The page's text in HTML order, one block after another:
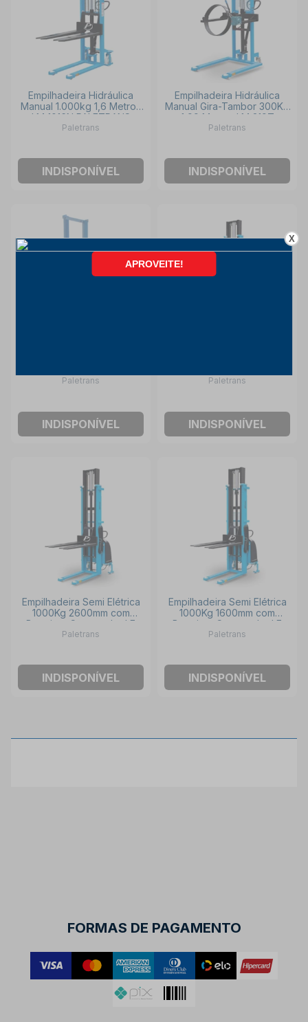
Empilhadeira Hidráulica
Manual 1.000kg 1,6 Metros
LM 1016N PALETRANS
Paletrans
INDISPONÍVEL
Empilhadeira Hidráulica
Manual Gira-Tambor 300Kg
1,99 Metros LM 319T
PALETRANS
Paletrans
INDISPONÍVEL
Paletrans
INDISPONÍVEL
1034-C PALETRANS
Paletrans
INDISPONÍVEL
Empilhadeira Semi Elétrica
1000Kg 2600mm com
Bateria e Carregador LE
1026-C PALETRANS
Paletrans
INDISPONÍVEL
Empilhadeira Semi Elétrica
1000Kg 1600mm com
Bateria e Carregador LE
1016-C PALETRANS
Paletrans
INDISPONÍVEL
FORMAS DE PAGAMENTO
X